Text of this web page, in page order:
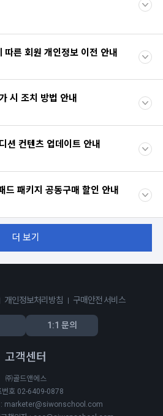
른 회원 개인정보 이전 안내
시 조치 방법 안내
션 컨텐츠 업데이트 안내
패키지 공동구매 할인 안내
더 보기
개인정보처리방침 구매안전 서비스
1:1 문의
고객센터
㈜골드앤에스
번호 02-6409-0878
: marketer@siwonschool.com